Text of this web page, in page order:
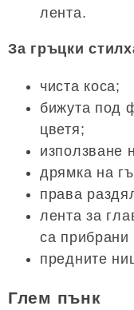
лента.
За гръцки
чиста коса;
бижута под
цветя;
използване
дрямка на
права
лента за
са прибрани
предните
Глем пънк